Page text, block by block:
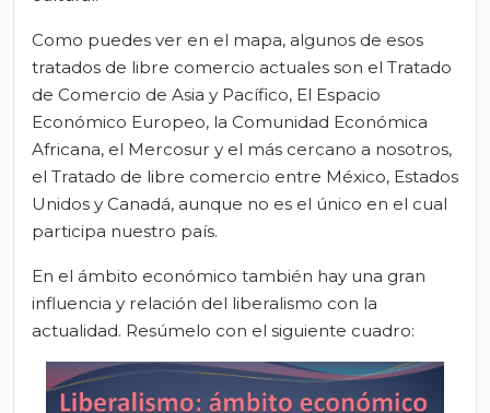
Como puedes ver en el mapa, algunos de esos
tratados de libre comercio actuales son el Tratado
de Comercio de Asia y Pacífico, El Espacio
Económico Europeo, la Comunidad Económica
Africana, el Mercosur y el más cercano a nosotros,
el Tratado de libre comercio entre México, Estados
Unidos y Canadá, aunque no es el único en el cual
participa nuestro país.
En el ámbito económico también hay una gran
influencia y relación del liberalismo con la
actualidad. Resúmelo con el siguiente cuadro: